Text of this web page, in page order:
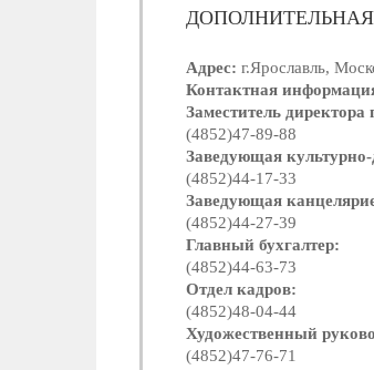
Адрес: г.Ярославль,
Контактная
Заместитель
(4852)47-89-88
Заведующая
(4852)44-17-33
Заведующая
(4852)44-27-39
Главный бухгалтер:
(4852)44-63-73
Отдел кадров:
(4852)48-04-44
Художественный
(4852)47-76-71